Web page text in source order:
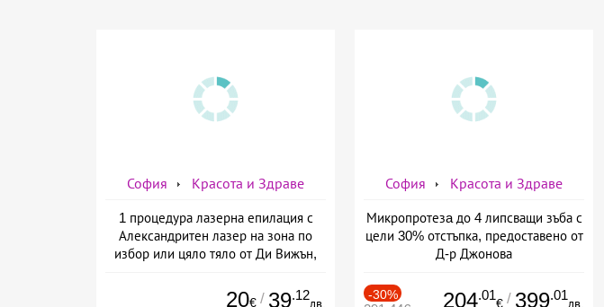
София Красота и Здраве
1 процедура лазерна епилация с
Александритен лазер на зона по
избор или цяло тяло от Ди Вижън,
20€ / 39.12
лв.
София Красота и Здраве
Микропротезa до 4 липсващи зъба с
цели 30% отстъпка, предоставено от
Д-р Джонова
-30% 204.01
€ / 399.01
лв.